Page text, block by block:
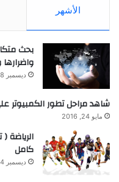
الأشهر
بحث
ديسمبر 8, 2015
شاهد مراحل تطور الكمبيوتر
مايو 24, 2016
الرياضة
كامل
ديسمبر 14, 2015